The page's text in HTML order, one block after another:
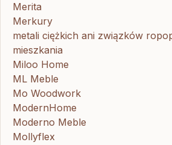
Merita
Merkury
metali ciężkich ani związków
mieszkania
Miloo Home
ML Meble
Mo Woodwork
ModernHome
Moderno Meble
Mollyflex